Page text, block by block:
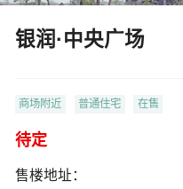
银润·中央广场
商场附近 普通住宅 在售
待定
售楼地址：